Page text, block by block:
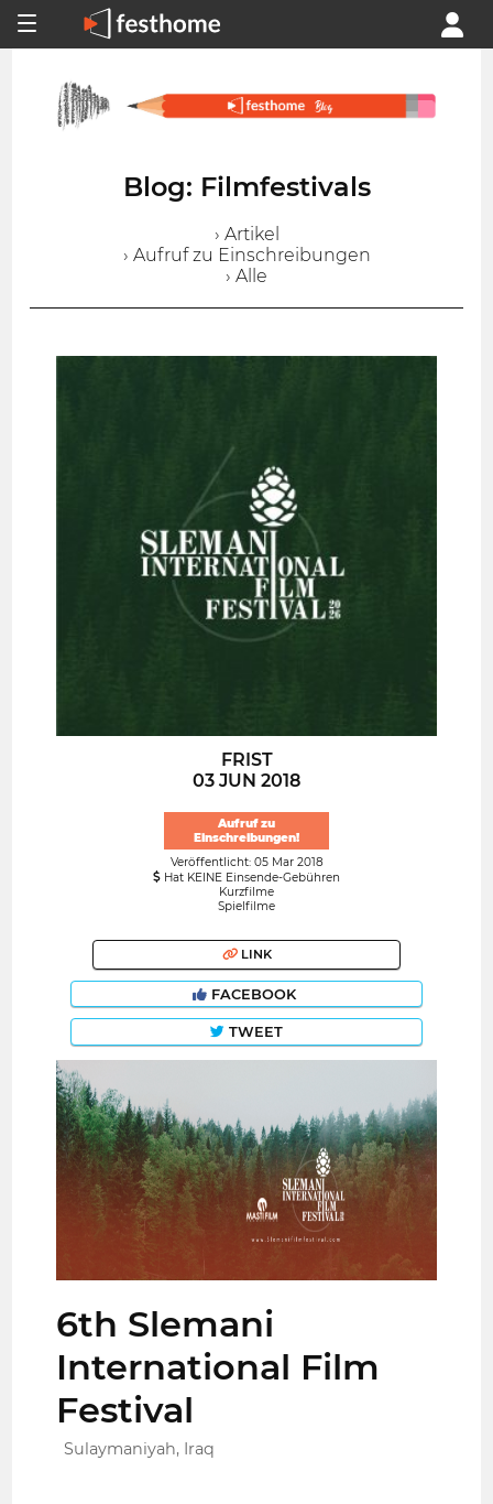
Blog: Filmfestivals
› Artikel
› Aufruf zu Einschreibungen
› Alle
FRIST
03 JUN 2018
Aufruf zu
Einschreibungen!
Veröffentlicht: 05 Mar 2018
Hat KEINE Einsende-Gebühren
Kurzfilme
Spielfilme
LINK
FACEBOOK
TWEET
6th Slemani
International Film
Festival
Sulaymaniyah, Iraq